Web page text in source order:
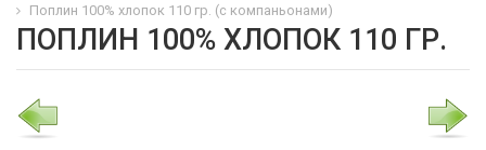
Поплин 100% хлопок 110 гр. (с компаньонами)
ПОПЛИН 100% ХЛОПОК 110 ГР.